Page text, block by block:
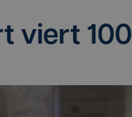
viert 100